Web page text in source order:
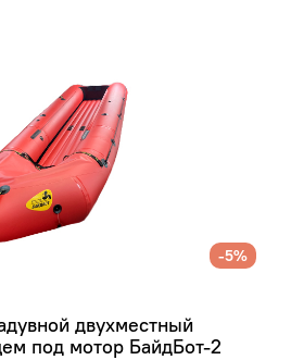
-5%
двухместный
под мотор БайдБот-2